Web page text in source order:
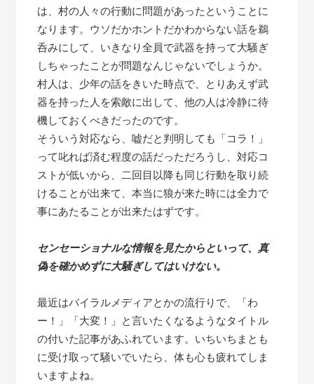
は、村の人々の行動に問題があったということに
なります。ウソだかホントだかわからない話を鵜
呑みにして、いきなり全員で武器を持って大騒ぎ
しちゃったことが問題なんじゃないでしょうか。
村人は、少年の話をきいた時点で、とりあえず武
器を持った人を索敵に出して、他の人は冷静に待
機しておくべきだったのです。
そういう対応なら、嘘だと判明しても「コラ！」
って叱れば済む程度の話だっただろうし、対応コ
ストが低いから、二回目以降も同じ行動を取り続
けることが出来て、本当に狼が来た時には全力で
事にあたることが出来たはずです。
センセーショナルな情報を見たからといって、真
偽を確かめずに大騒ぎしてはいけない。
最近はバイラルメディアとかの流行りで、「わ
ー！」「大変！」と言いたくなるようなタイトル
の付いた記事があふれています。いちいちまとも
に受け取って騒いでいたら、体も心も疲れてしま
いますよね。